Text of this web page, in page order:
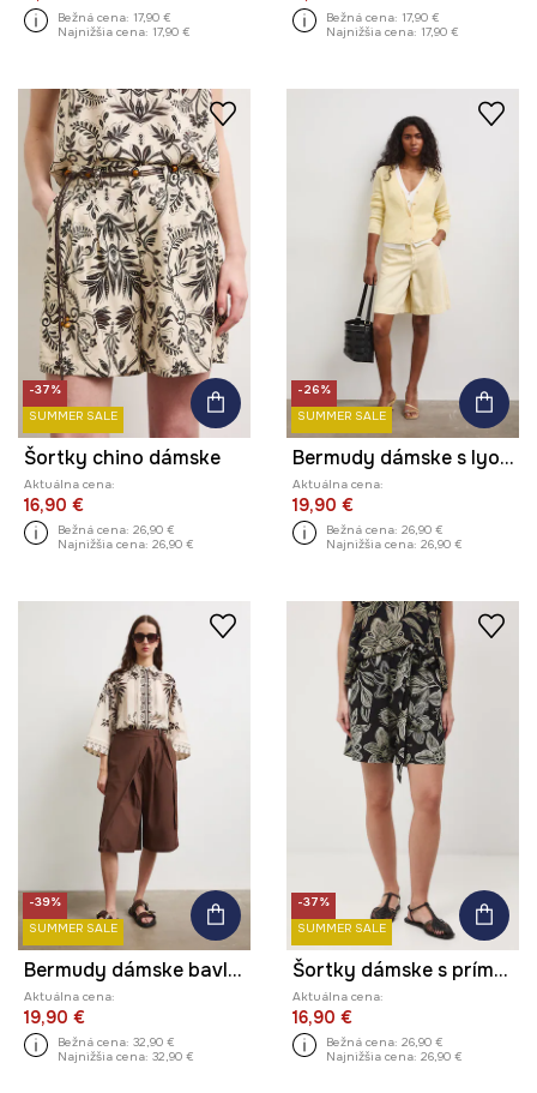
Bežná cena: 17,90 €
Najnižšia cena: 17,90 €
Bežná cena: 17,90 €
Najnižšia cena: 17,90 €
-37%
SUMMER SALE
Šortky chino dámske
Aktuálna cena:
16,90 €
Bežná cena: 26,90 €
Najnižšia cena: 26,90 €
-26%
SUMMER SALE
Bermudy dámske s lyocellom regular waist
Aktuálna cena:
19,90 €
Bežná cena: 26,90 €
Najnižšia cena: 26,90 €
-39%
SUMMER SALE
Bermudy dámske bavlnené regular waist hladké
Aktuálna cena:
19,90 €
Bežná cena: 32,90 €
Najnižšia cena: 32,90 €
-37%
SUMMER SALE
Šortky dámske s prímesou ľanu
Aktuálna cena:
16,90 €
Bežná cena: 26,90 €
Najnižšia cena: 26,90 €